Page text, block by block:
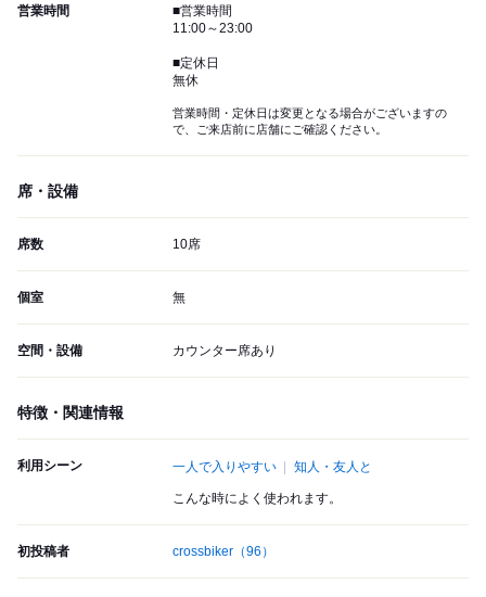
営業時間
■営業時間
11:00～23:00
■定休日
無休
営業時間・定休日は変更となる場合がございますの
で、ご来店前に店舗にご確認ください。
席・設備
席数 10席
個室 無
空間・設備 カウンター席あり
特徴・関連情報
利用シーン 一人で入りやすい 知人・友人と
こんな時によく使われます。
初投稿者 crossbiker （96）